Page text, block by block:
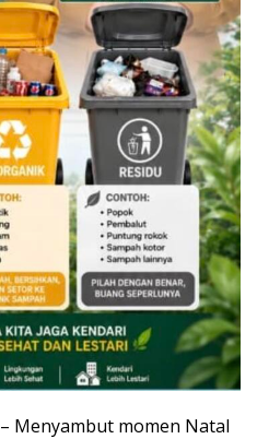
– Menyambut momen Natal